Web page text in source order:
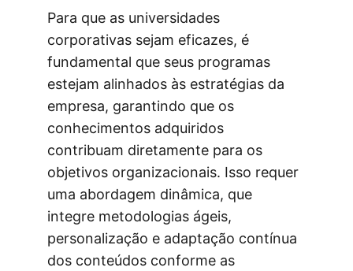
Para que as universidades
corporativas sejam eficazes, é
fundamental que seus programas
estejam alinhados às estratégias da
empresa, garantindo que os
conhecimentos adquiridos
contribuam diretamente para os
objetivos organizacionais. Isso requer
uma abordagem dinâmica, que
integre metodologias ágeis,
personalização e adaptação contínua
dos conteúdos conforme as